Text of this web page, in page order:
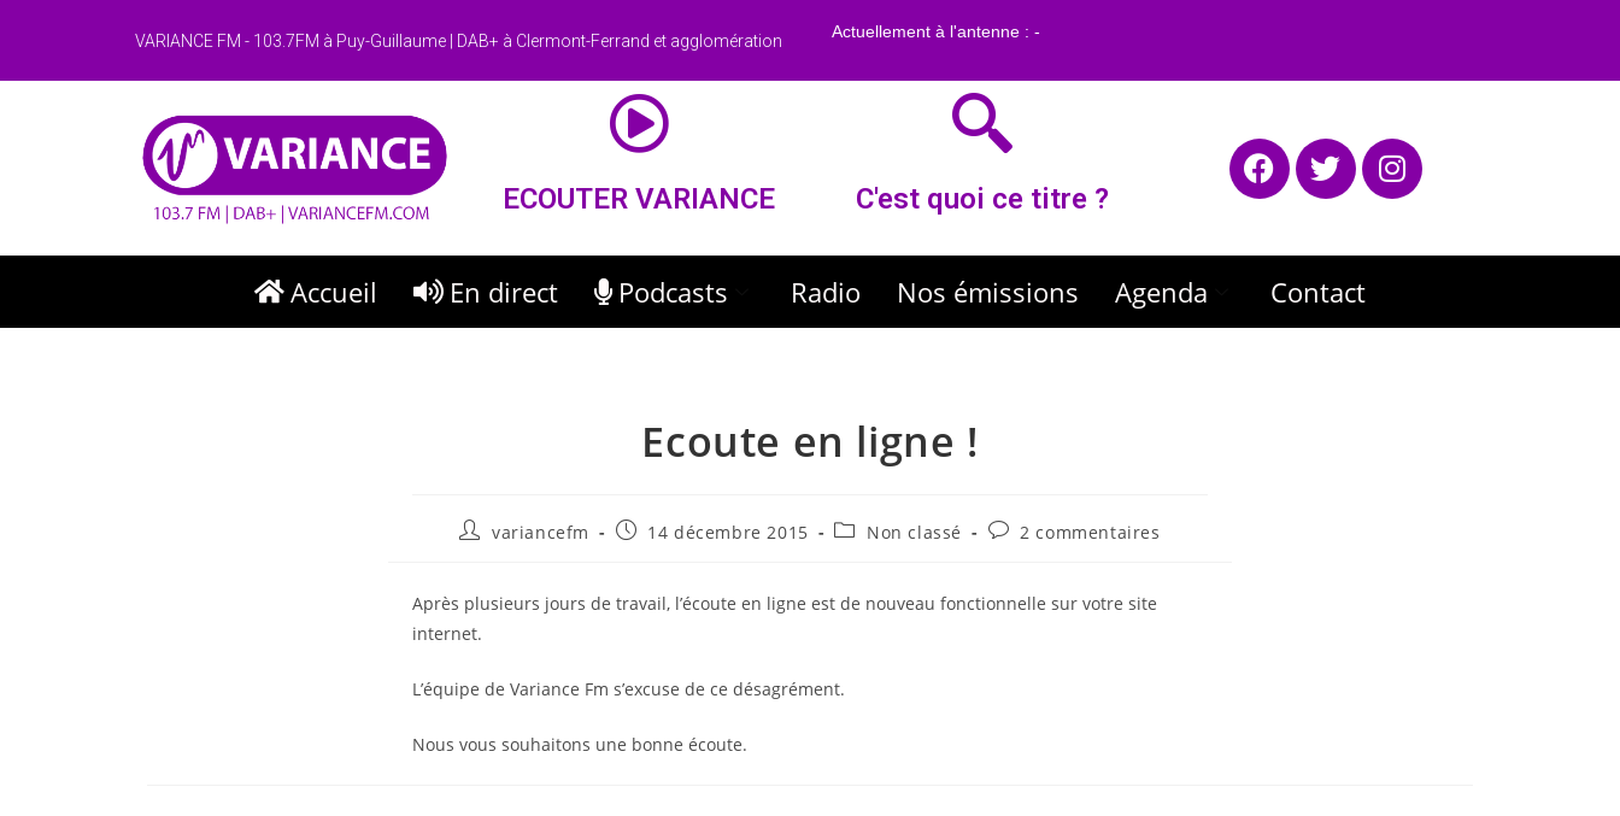
VARIANCE FM - 103.7FM à Puy-Guillaume | DAB+ à Clermont-Ferrand et agglomération
ECOUTER VARIANCE C'est quoi ce titre ?
Accueil En direct Podcasts Radio Nos émissions Agenda Contact
Ecoute en ligne !
variancefm 14 décembre 2015 Non classé 2 commentaires
Après plusieurs jours de travail, l’écoute en ligne est de nouveau fonctionnelle sur votre site
internet.
L’équipe de Variance Fm s’excuse de ce désagrément.
Nous vous souhaitons une bonne écoute.